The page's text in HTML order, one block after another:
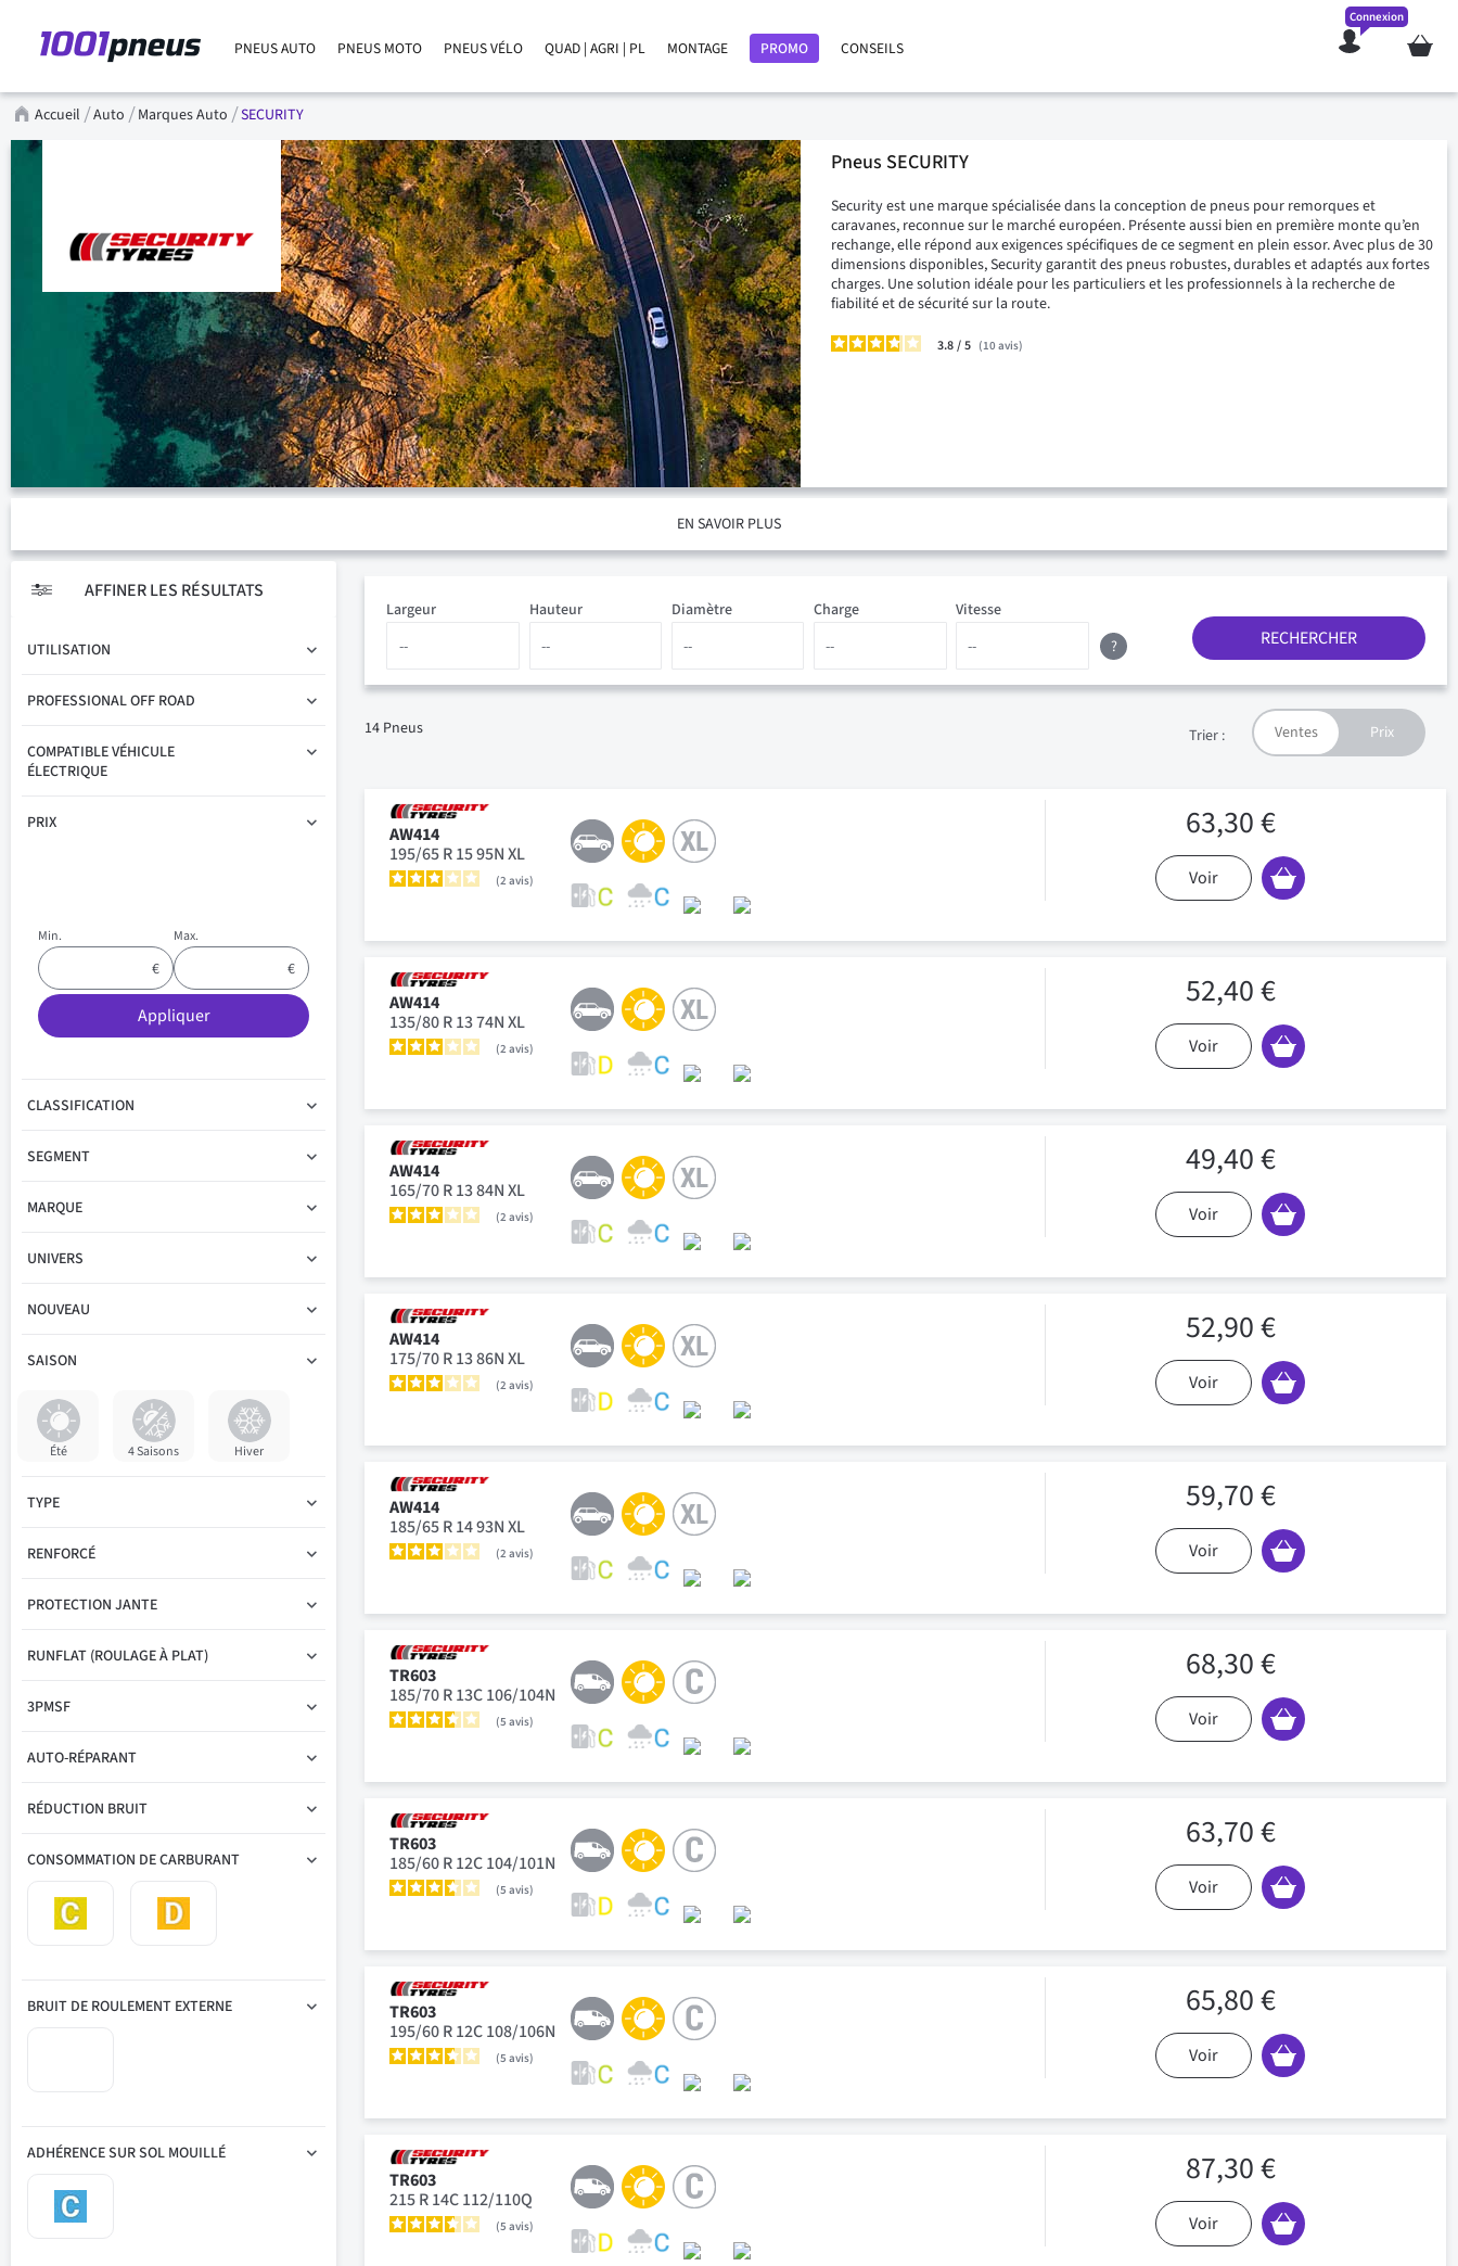
PNEUS AUTO PNEUS MOTO PNEUS VÉLO QUAD | AGRI | PL MONTAGE PROMO CONSEILS Mon
Connexion
Accueil Auto Marques Auto SECURITY
Pneus SECURITY
Security est une marque spécialisée dans la conception de pneus pour remorques et
caravanes, reconnue sur le marché européen. Présente aussi bien en première monte qu’en
rechange, elle répond aux exigences spécifiques de ce segment en plein essor. Avec plus de 30
dimensions disponibles, Security garantit des pneus robustes, durables et adaptés aux fortes
charges. Une solution idéale pour les particuliers et les professionnels à la recherche de
fiabilité et de sécurité sur la route.
3.8/ 10avis
EN SAVOIR PLUS
Diamètre
Hauteur Charge Vitesse
Largeur
?
RECHERCHER
14 Pneus Trier :
AW414
195/65 R 15 95N XL
2avis
63,30 €
Voir
AW414
135/80 R 13 74N XL
2avis
52,40 €
Voir
AW414
165/70 R 13 84N XL
2avis
49,40 €
Voir
AW414
175/70 R 13 86N XL
2avis
52,90 €
Voir
AW414
185/65 R 14 93N XL
2avis
59,70 €
Voir
TR603
185/70 R 13C 106/104N
5avis
68,30 €
Voir
TR603
185/60 R 12C 104/101N
5avis
63,70 €
Voir
TR603
195/60 R 12C 108/106N
5avis
65,80 €
Voir
TR603
215 R 14C 112/110Q
5avis
87,30 €
Voir
AFFINER LES RÉSULTATS
UTILISATION
PROFESSIONAL OFF ROAD
COMPATIBLE VÉHICULE
ÉLECTRIQUE
PRIX
Min. Max.
Appliquer
CLASSIFICATION
SEGMENT
MARQUE
UNIVERS
NOUVEAU
SAISON
Été 4 Saisons Hiver
TYPE
RENFORCÉ
PROTECTION JANTE
RUNFLAT (ROULAGE À PLAT)
3PMSF
AUTO-RÉPARANT
RÉDUCTION BRUIT
CONSOMMATION DE CARBURANT
BRUIT DE ROULEMENT EXTERNE
ADHÉRENCE SUR SOL MOUILLÉ